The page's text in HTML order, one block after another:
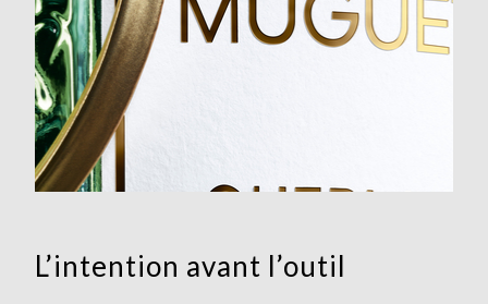
L’intention avant l’outil